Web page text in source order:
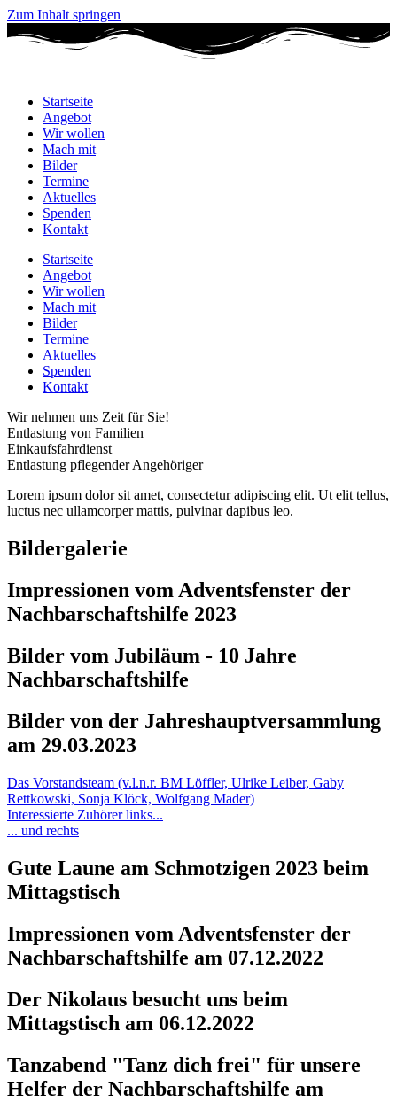
Zum Inhalt springen
Startseite
Angebot
Wir wollen
Mach mit
Bilder
Termine
Aktuelles
Spenden
Kontakt
Startseite
Angebot
Wir wollen
Mach mit
Bilder
Termine
Aktuelles
Spenden
Kontakt
Wir nehmen uns Zeit für Sie!
Entlastung von Familien
Einkaufsfahrdienst
Entlastung pflegender Angehöriger
Lorem ipsum dolor sit amet, consectetur adipiscing elit. Ut elit tellus,
luctus nec ullamcorper mattis, pulvinar dapibus leo.
Bildergalerie
Impressionen vom Adventsfenster der
Nachbarschaftshilfe 2023
Bilder vom Jubiläum - 10 Jahre
Nachbarschaftshilfe
Bilder von der Jahreshauptversammlung
am 29.03.2023
Das Vorstandsteam (v.l.n.r. BM Löffler, Ulrike Leiber, Gaby
Rettkowski, Sonja Klöck, Wolfgang Mader)
Interessierte Zuhörer links...
... und rechts
Gute Laune am Schmotzigen 2023 beim
Mittagstisch
Impressionen vom Adventsfenster der
Nachbarschaftshilfe am 07.12.2022
Der Nikolaus besucht uns beim
Mittagstisch am 06.12.2022
Tanzabend "Tanz dich frei" für unsere
Helfer der Nachbarschaftshilfe am